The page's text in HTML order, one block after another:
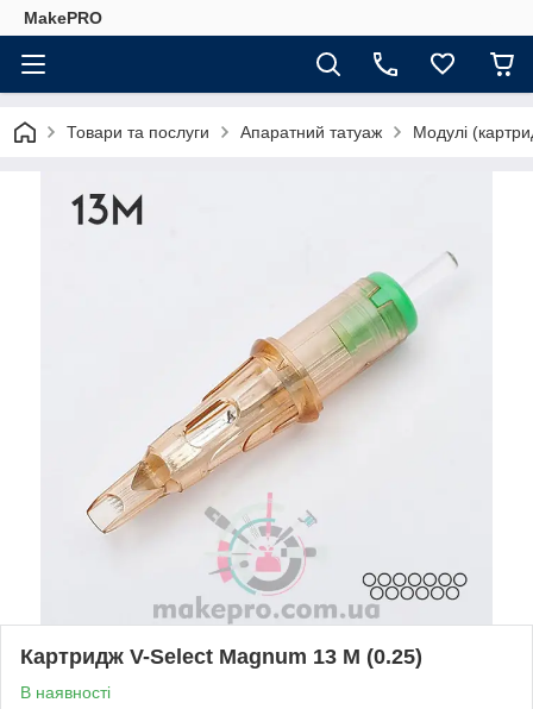
MakePRO
Товари та послуги Апаратний татуаж Модулі
Картридж V-Select Magnum 13 M (0.25)
В наявності